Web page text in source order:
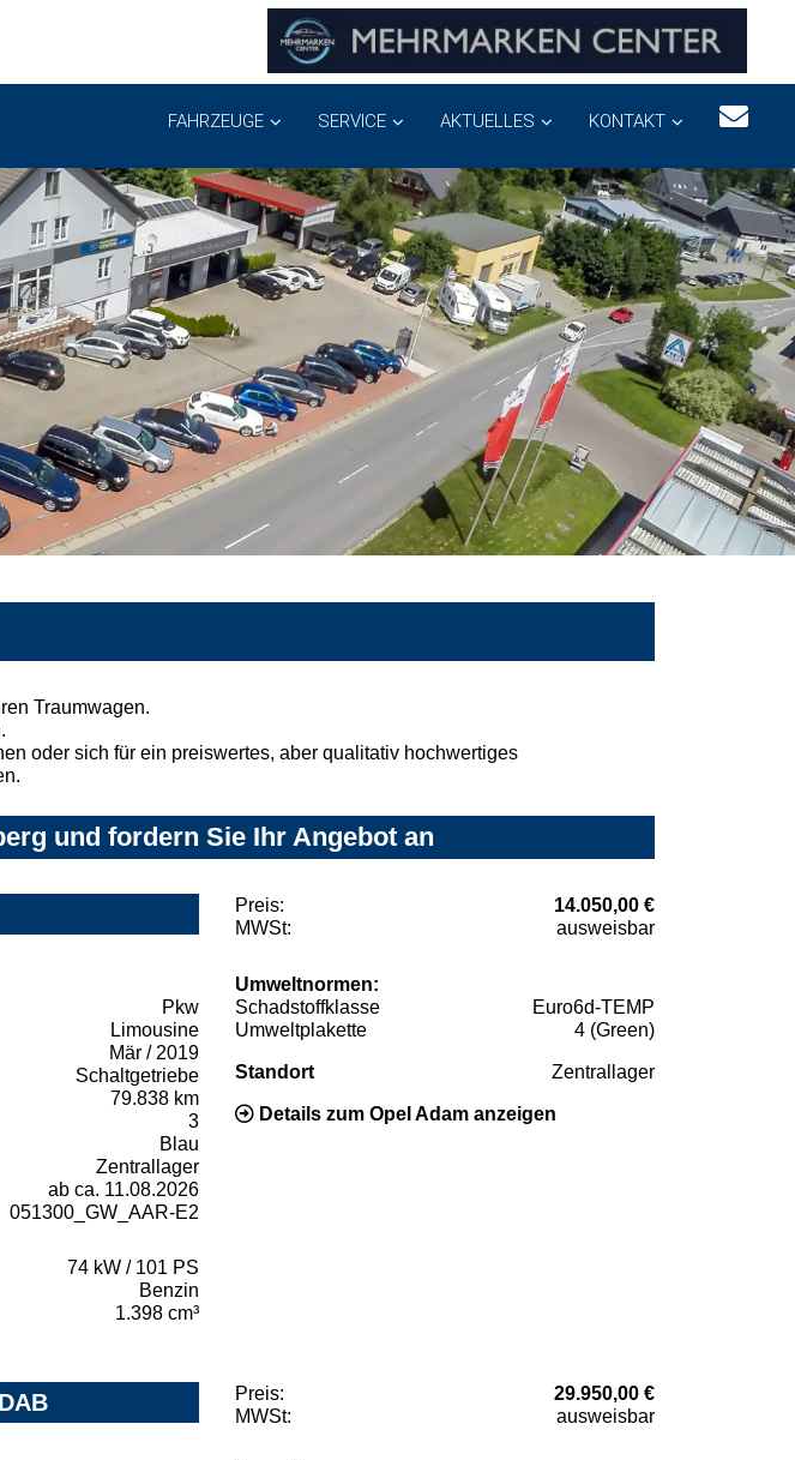
FAHRZEUGE SERVICE AKTUELLES KONTAKT
Traumwagen.
oder sich für ein preiswertes, aber qualitativ hochwertiges
und fordern Sie Ihr Angebot an
Preis:
14.050,00 €
MWSt:
ausweisbar
Pkw
Limousine
Mär / 2019
Schaltgetriebe
79.838 km
3
Blau
Zentrallager
ab ca. 11.08.2026
051300_GW_AAR-E2
74 kW / 101 PS
Benzin
1.398 cm³
Umweltnormen:
Schadstoffklasse
Euro6d-TEMP
Umweltplakette
4 (Green)
Standort Zentrallager
Details zum Opel Adam anzeigen
Preis:
29.950,00 €
MWSt:
ausweisbar